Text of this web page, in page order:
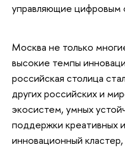
управляющие цифровым
Москва не только
высокие темпы
российская столица
других российских и
экосистем, умных
поддержки креативных
инновационный